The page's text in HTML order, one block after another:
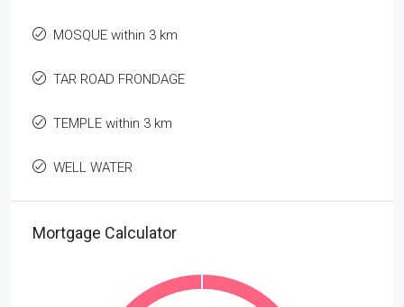
MOSQUE within 3 km
TAR ROAD FRONDAGE
TEMPLE within 3 km
WELL WATER
Mortgage Calculator